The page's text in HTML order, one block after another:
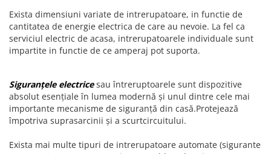
Stalpi Decorativi
Plafoniere cu ventilator integrat
Exista dimensiuni variate de intrerupatoare, in functie de
cantitatea de energie electrica de care au nevoie. La fel ca
serviciul electric de acasa, intrerupatoarele individuale sunt
impartite in functie de ce amperaj pot suporta.
Siguranțele electrice sau întreruptoarele sunt dispozitive
absolut esențiale în lumea modernă și unul dintre cele mai
importante mecanisme de siguranță din casă.Protejează
împotriva suprasarcinii și a scurtcircuitului.
Exista mai multe tipuri de intrerupatoare automate (sigurante